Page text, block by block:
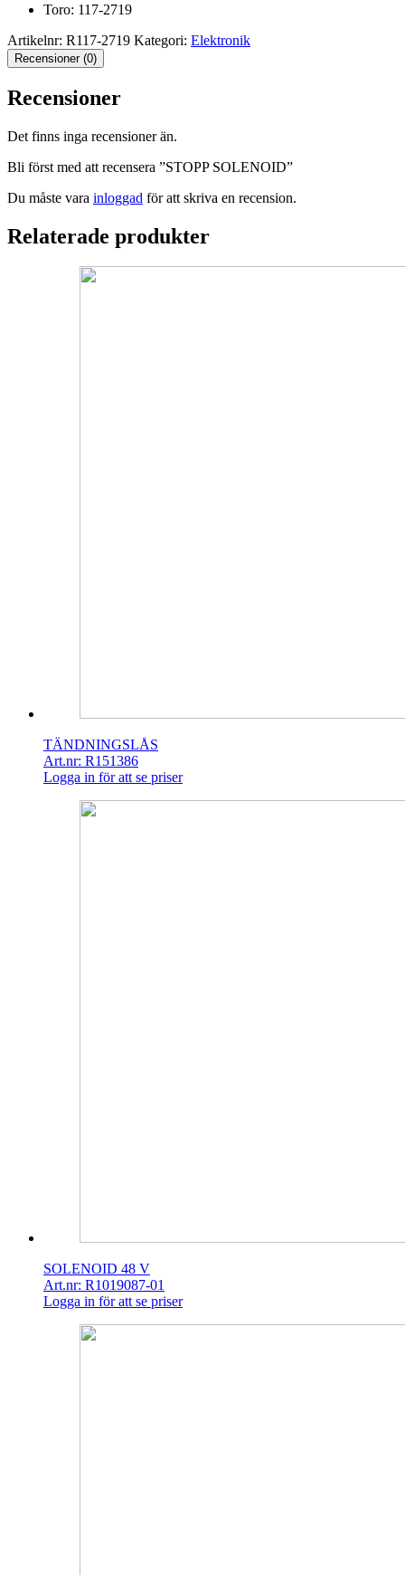
Toro: 117-2719
Artikelnr: R117-2719 Kategori: Elektronik
Recensioner (0)
Recensioner
Det finns inga recensioner än.
Bli först med att recensera ”STOPP SOLENOID”
Du måste vara inloggad för att skriva en recension.
Relaterade produkter
TÄNDNINGSLÅS
Art.nr: R151386
Logga in för att se priser
SOLENOID 48 V
Art.nr: R1019087-01
Logga in för att se priser